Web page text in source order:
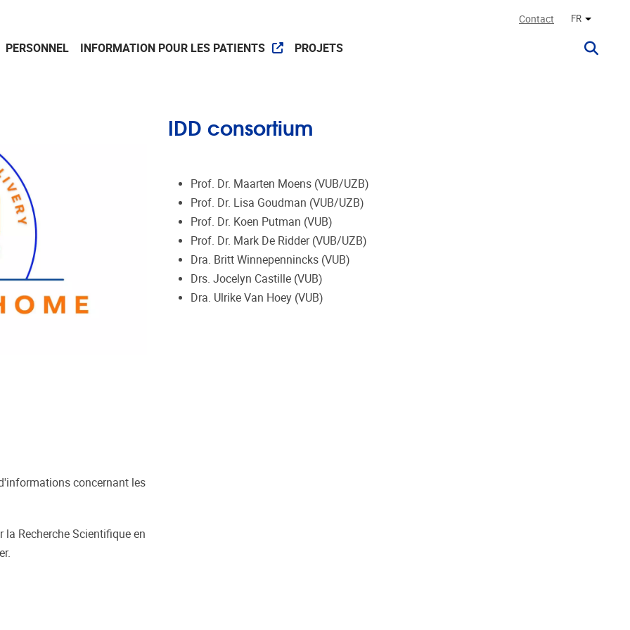
Contact FR Autres
PERSONNEL INFORMATION POUR LES PATIENTS PROJETS
concernant les
Recherche Scientifique en
IDD consortium
Prof. Dr. Maarten Moens (VUB/UZB)
Prof. Dr. Lisa Goudman (VUB/UZB)
Prof. Dr. Koen Putman (VUB)
Prof. Dr. Mark De Ridder (VUB/UZB)
Dra. Britt Winnepennincks (VUB)
Drs. Jocelyn Castille (VUB)
Dra. Ulrike Van Hoey (VUB)